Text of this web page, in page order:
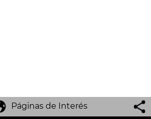
Páginas de Interés